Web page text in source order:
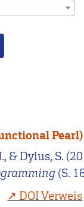
Pearl)
& Dylus, S.
(S.
DOI Verweis